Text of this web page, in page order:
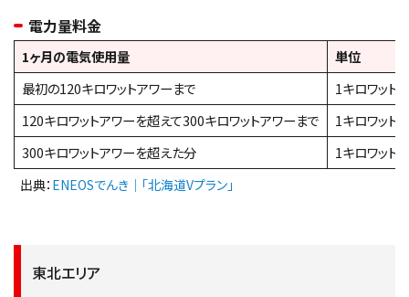
電力量料金
1ヶ月の電気使用量
単位
最初の120キロワットアワーまで
1キロワット
120キロワットアワーを超えて300キロワットアワーまで
1キロワット
300キロワットアワーを超えた分
1キロワット
出典： ENEOSでんき｜「北海道Vプラン」
東北エリア